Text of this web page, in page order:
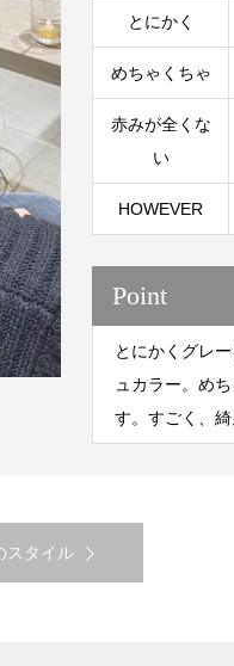
とにかく
めちゃくちゃ
赤みが全くな
い
HOWEVER
Point
とにかくグレ
ュカラー。め
す。すごく、綺
スタイル